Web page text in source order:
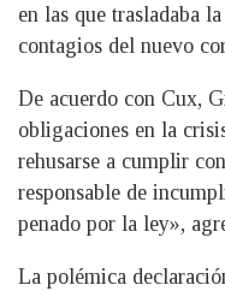
en las que trasladaba
contagios del nuevo
De acuerdo con Cux,
obligaciones en la
rehusarse a cumplir
responsable de
penado por la ley»,
La polémica